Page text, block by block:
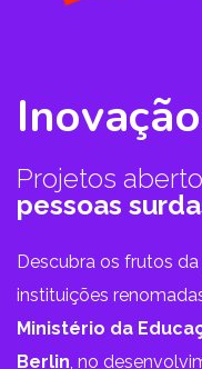
Projetos
pessoas
Descubra os frutos
instituições
Ministério da
Berlin, no